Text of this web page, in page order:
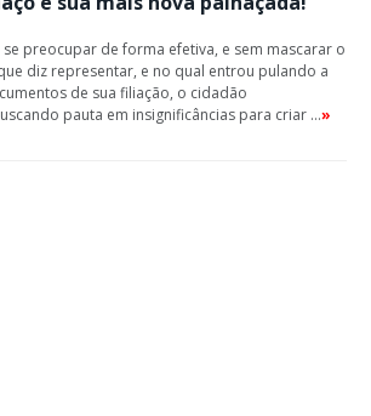
se preocupar de forma efetiva, e sem mascarar o
diz representar, e no qual entrou pulando a
de sua filiação, o cidadão
pauta em insignificâncias para criar …»